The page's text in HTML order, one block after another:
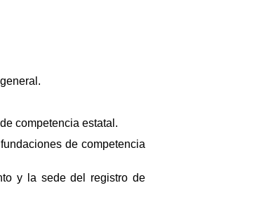
competencia estatal.
de competencia
y la sede del registro de